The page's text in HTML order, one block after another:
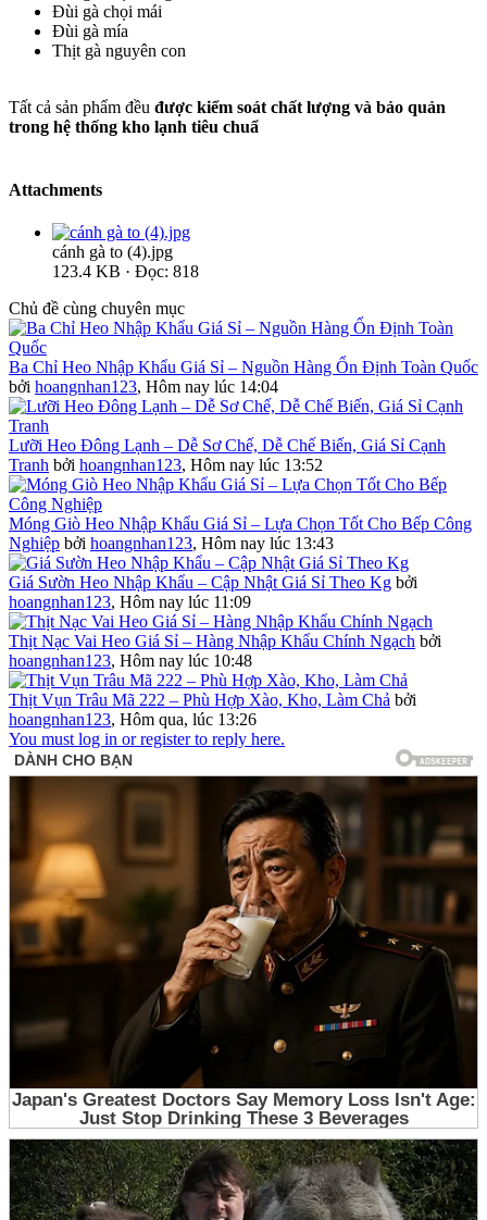
Đùi gà chọi mái
Đùi gà mía
Thịt gà nguyên con
Tất cả sản phẩm đều được kiểm soát chất lượng và bảo quản
trong hệ thống kho lạnh tiêu chuẩ
Attachments
cánh gà to (4).jpg
123.4 KB · Đọc: 818
Chủ đề cùng chuyên mục
Ba Chỉ Heo Nhập Khẩu Giá Sỉ – Nguồn Hàng Ổn Định Toàn Quốc
bởi hoangnhan123, Hôm nay lúc 14:04
Lưỡi Heo Đông Lạnh – Dễ Sơ Chế, Dễ Chế Biến, Giá Sỉ Cạnh
Tranh bởi hoangnhan123, Hôm nay lúc 13:52
Móng Giò Heo Nhập Khẩu Giá Sỉ – Lựa Chọn Tốt Cho Bếp Công
Nghiệp bởi hoangnhan123, Hôm nay lúc 13:43
Giá Sườn Heo Nhập Khẩu – Cập Nhật Giá Sỉ Theo Kg bởi
hoangnhan123, Hôm nay lúc 11:09
Thịt Nạc Vai Heo Giá Sỉ – Hàng Nhập Khẩu Chính Ngạch bởi
hoangnhan123, Hôm nay lúc 10:48
Thịt Vụn Trâu Mã 222 – Phù Hợp Xào, Kho, Làm Chả bởi
hoangnhan123, Hôm qua, lúc 13:26
You must log in or register to reply here.